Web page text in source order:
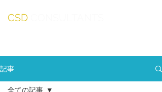
CSD
記事
全ての記事